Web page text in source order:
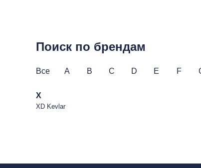
Поиск по брендам
Все A B C D E F
X
XD Kevlar